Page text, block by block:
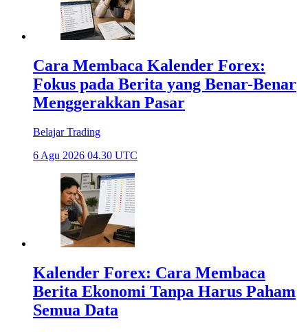
Cara Membaca Kalender Forex:
Fokus pada Berita yang Benar-Benar
Menggerakkan Pasar
Belajar Trading
6 Agu 2026 04.30 UTC
Kalender Forex: Cara Membaca
Berita Ekonomi Tanpa Harus Paham
Semua Data